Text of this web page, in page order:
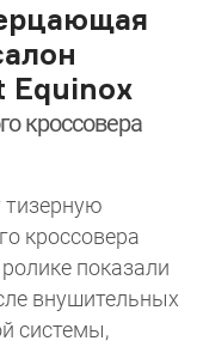
Equinox
кроссовера
кроссовера
показали
внушительных
системы,